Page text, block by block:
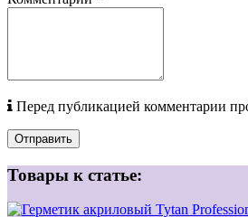
Перед публикацией комментарии
Отправить
Товары к статье: